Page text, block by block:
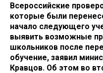
Всероссийские
которые были
начало следующего
выявить возможные
школьников после
обучение, заявил
Кравцов. Об этом во